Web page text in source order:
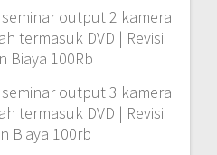
output 2 kamera
termasuk DVD | Revisi
Biaya 100Rb
output 3 kamera
termasuk DVD | Revisi
Biaya 100rb